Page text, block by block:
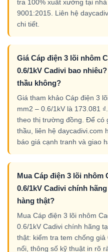
tra 100% xuất xưởng tại
9001:2015. Liên hệ
chi tiết.
Giá Cáp điện 3 lõi nhôm
0.6/1kV Cadivi bao
thầu không?
Giá tham khảo Cáp điện 3
mm2 – 0.6/1kV là 173.081
theo thị trường đồng. Để có
thầu, liên hệ daycadivi.com
báo giá cạnh tranh và giao
Mua Cáp điện 3 lõi nhôm
0.6/1kV Cadivi chính
hàng thật?
Mua Cáp điện 3 lõi nhôm
0.6/1kV Cadivi chính hãng
thật: kiểm tra tem chống
nổi, thông số kỹ thuật in rõ